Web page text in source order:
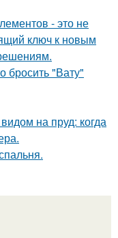
- это не
ключ к новым
бросить "Вату"
на пруд: когда